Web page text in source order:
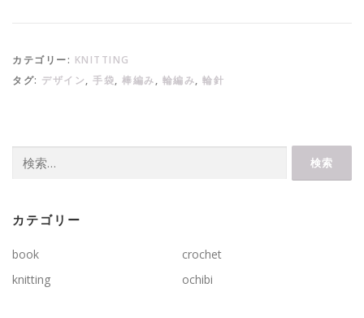
カテゴリー: KNITTING
タグ: デザイン, 手袋, 棒編み, 輪編み, 輪針
索:
カテゴリー
book
crochet
knitting
ochibi